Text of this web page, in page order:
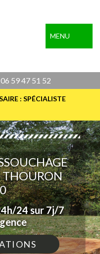
MENU
06 59 47 51 52
: SPÉCIALISTE
THOURON
24 sur 7j/7